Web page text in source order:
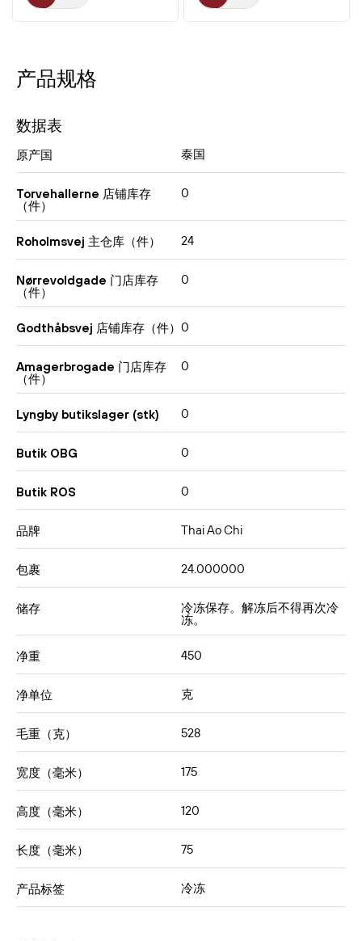
产品规格
数据表
原产国 泰国
Torvehallerne 店铺库存
（件）
0
Roholmsvej 主仓库（件） 24
Nørrevoldgade 门店库存
（件）
0
Godthåbsvej 店铺库存（件） 0
Amagerbrogade 门店库存
（件）
0
Lyngby butikslager (stk) 0
Butik OBG 0
Butik ROS 0
品牌 Thai Ao Chi
包裹 24.000000
储存 冷冻保存。解冻后不得再次冷
冻。
净重 450
净单位 克
毛重（克） 528
宽度（毫米） 175
高度（毫米） 120
长度（毫米） 75
产品标签 冷冻